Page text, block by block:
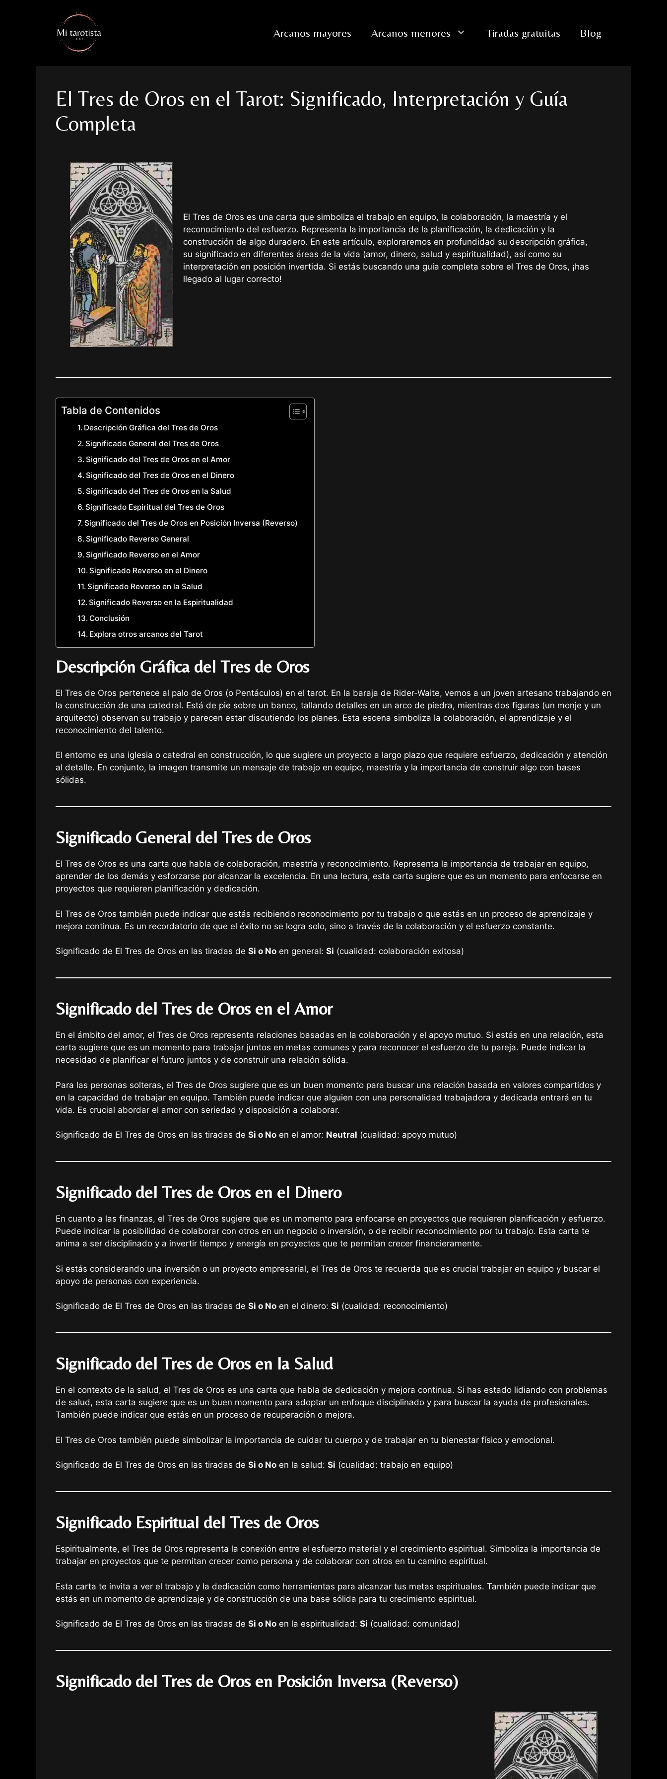
Arcanos mayores Arcanos menores Tiradas gratuitas Blog
El Tres de Oros en el Tarot: Significado, Interpretación y Guía
Completa
El Tres de Oros es una carta que simboliza el trabajo en equipo, la colaboración, la maestría y el
reconocimiento del esfuerzo. Representa la importancia de la planificación, la dedicación y la
construcción de algo duradero. En este artículo, exploraremos en profundidad su descripción gráfica,
su significado en diferentes áreas de la vida (amor, dinero, salud y espiritualidad), así como su
interpretación en posición invertida. Si estás buscando una guía completa sobre el Tres de Oros, ¡has
llegado al lugar correcto!
Tabla de Contenidos
Descripción Gráfica del Tres de Oros
Significado General del Tres de Oros
Significado del Tres de Oros en el Amor
Significado del Tres de Oros en el Dinero
Significado del Tres de Oros en la Salud
Significado Espiritual del Tres de Oros
Significado del Tres de Oros en Posición Inversa (Reverso)
Significado Reverso General
Significado Reverso en el Amor
Significado Reverso en el Dinero
Significado Reverso en la Salud
Significado Reverso en la Espiritualidad
Conclusión
Explora otros arcanos del Tarot
Descripción Gráfica del Tres de Oros
El Tres de Oros pertenece al palo de Oros (o Pentáculos) en el tarot. En la baraja de Rider-Waite, vemos a un joven artesano trabajando en
la construcción de una catedral. Está de pie sobre un banco, tallando detalles en un arco de piedra, mientras dos figuras (un monje y un
arquitecto) observan su trabajo y parecen estar discutiendo los planes. Esta escena simboliza la colaboración, el aprendizaje y el
reconocimiento del talento.
El entorno es una iglesia o catedral en construcción, lo que sugiere un proyecto a largo plazo que requiere esfuerzo, dedicación y atención
al detalle. En conjunto, la imagen transmite un mensaje de trabajo en equipo, maestría y la importancia de construir algo con bases
sólidas.
Significado General del Tres de Oros
El Tres de Oros es una carta que habla de colaboración, maestría y reconocimiento. Representa la importancia de trabajar en equipo,
aprender de los demás y esforzarse por alcanzar la excelencia. En una lectura, esta carta sugiere que es un momento para enfocarse en
proyectos que requieren planificación y dedicación.
El Tres de Oros también puede indicar que estás recibiendo reconocimiento por tu trabajo o que estás en un proceso de aprendizaje y
mejora continua. Es un recordatorio de que el éxito no se logra solo, sino a través de la colaboración y el esfuerzo constante.
Significado de El Tres de Oros en las tiradas de Si o No en general: Si (cualidad: colaboración exitosa)
Significado del Tres de Oros en el Amor
En el ámbito del amor, el Tres de Oros representa relaciones basadas en la colaboración y el apoyo mutuo. Si estás en una relación, esta
carta sugiere que es un momento para trabajar juntos en metas comunes y para reconocer el esfuerzo de tu pareja. Puede indicar la
necesidad de planificar el futuro juntos y de construir una relación sólida.
Para las personas solteras, el Tres de Oros sugiere que es un buen momento para buscar una relación basada en valores compartidos y
en la capacidad de trabajar en equipo. También puede indicar que alguien con una personalidad trabajadora y dedicada entrará en tu
vida. Es crucial abordar el amor con seriedad y disposición a colaborar.
Significado de El Tres de Oros en las tiradas de Si o No en el amor: Neutral (cualidad: apoyo mutuo)
Significado del Tres de Oros en el Dinero
En cuanto a las finanzas, el Tres de Oros sugiere que es un momento para enfocarse en proyectos que requieren planificación y esfuerzo.
Puede indicar la posibilidad de colaborar con otros en un negocio o inversión, o de recibir reconocimiento por tu trabajo. Esta carta te
anima a ser disciplinado y a invertir tiempo y energía en proyectos que te permitan crecer financieramente.
Si estás considerando una inversión o un proyecto empresarial, el Tres de Oros te recuerda que es crucial trabajar en equipo y buscar el
apoyo de personas con experiencia.
Significado de El Tres de Oros en las tiradas de Si o No en el dinero: Si (cualidad: reconocimiento)
Significado del Tres de Oros en la Salud
En el contexto de la salud, el Tres de Oros es una carta que habla de dedicación y mejora continua. Si has estado lidiando con problemas
de salud, esta carta sugiere que es un buen momento para adoptar un enfoque disciplinado y para buscar la ayuda de profesionales.
También puede indicar que estás en un proceso de recuperación o mejora.
El Tres de Oros también puede simbolizar la importancia de cuidar tu cuerpo y de trabajar en tu bienestar físico y emocional.
Significado de El Tres de Oros en las tiradas de Si o No en la salud: Si (cualidad: trabajo en equipo)
Significado Espiritual del Tres de Oros
Espiritualmente, el Tres de Oros representa la conexión entre el esfuerzo material y el crecimiento espiritual. Simboliza la importancia de
trabajar en proyectos que te permitan crecer como persona y de colaborar con otros en tu camino espiritual.
Esta carta te invita a ver el trabajo y la dedicación como herramientas para alcanzar tus metas espirituales. También puede indicar que
estás en un momento de aprendizaje y de construcción de una base sólida para tu crecimiento espiritual.
Significado de El Tres de Oros en las tiradas de Si o No en la espiritualidad: Si (cualidad: comunidad)
Significado del Tres de Oros en Posición Inversa (Reverso)